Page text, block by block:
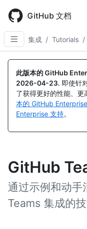
main
content
GitHub 文档
集成 / Tutorials /
此版本的 GitHub
2026-04-23. 即使针
了获得更好的性能、
本的 GitHub Enterprise
Enterprise 支持。
GitHub
通过示例和动
Teams 集成的技